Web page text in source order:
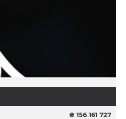
₴ 156 161 727